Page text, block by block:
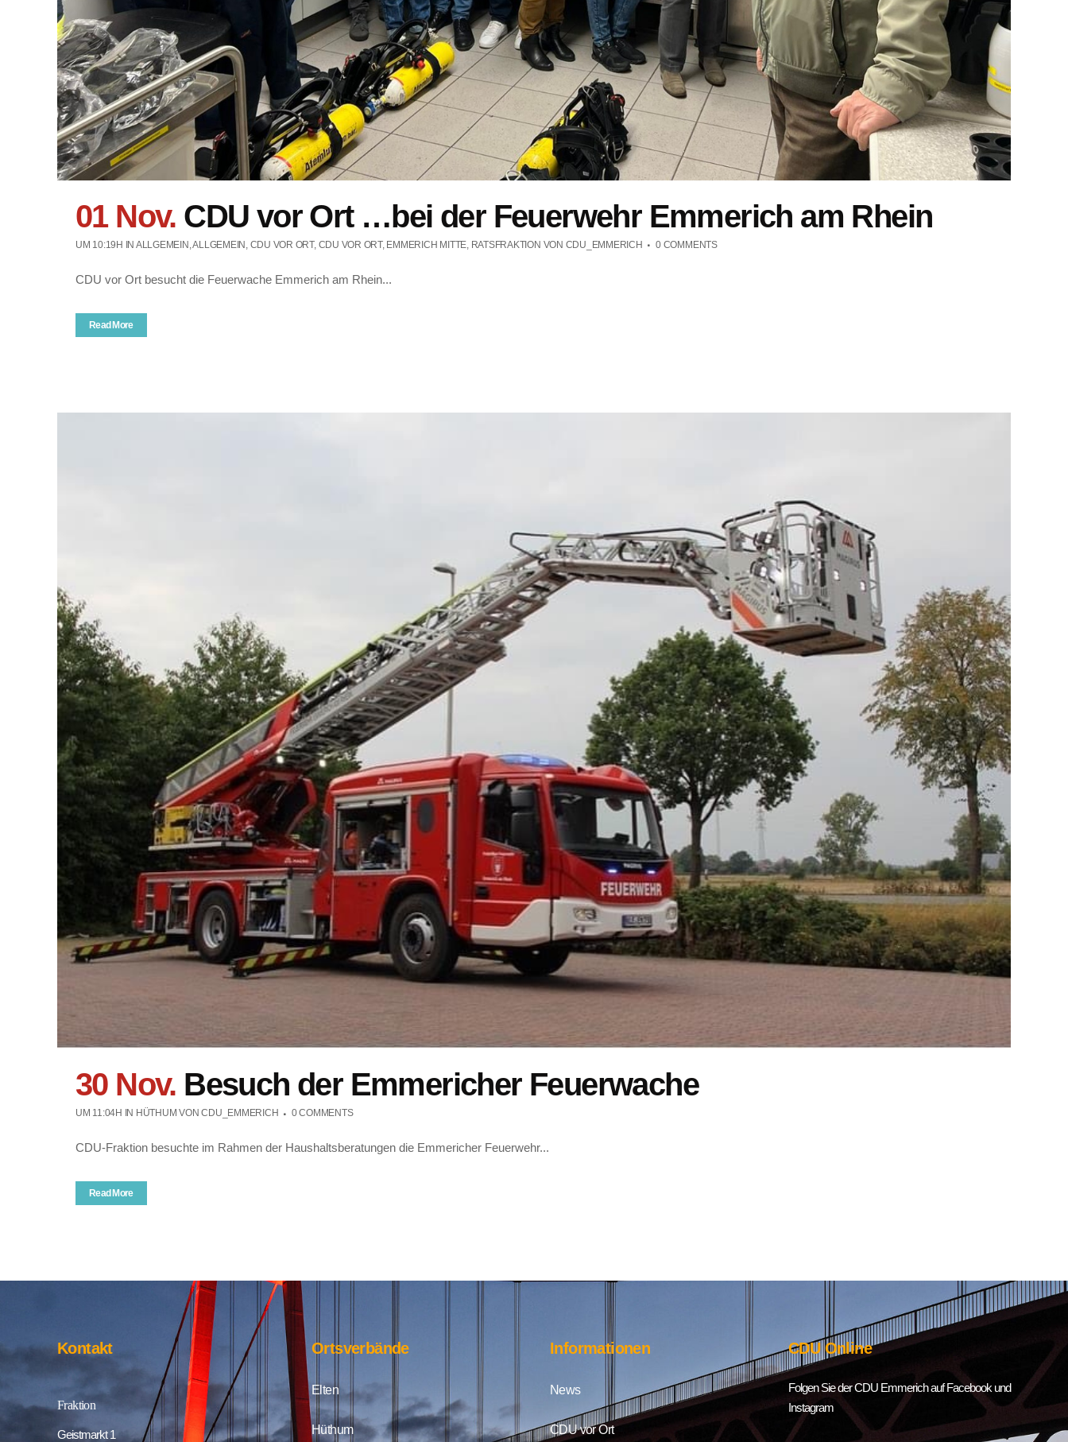
01 Nov. CDU vor Ort …bei der Feuerwehr Emmerich am Rhein
UM 10:19H IN ALLGEMEIN ,ALLGEMEIN , CDU VOR ORT, CDU VOR ORT, EMMERICH MITTE, RATSFRAKTION VON CDU_EMMERICH 0 COMMENTS
CDU vor Ort besucht die Feuerwache Emmerich am Rhein...
Read More
30 Nov. Besuch der Emmericher Feuerwache
UM 11:04H IN HÜTHUM VONCDU_EMMERICH 0 COMMENTS
CDU-Fraktion besuchte im Rahmen der Haushaltsberatungen die Emmericher Feuerwehr...
Read More
Kontakt
Fraktion
Geistmarkt 1
Ortsverbände
Elten
Hüthum
Informationen
News
CDU vor Ort
CDU Online
Folgen Sie der CDU Emmerich auf Facebook und
Instagram